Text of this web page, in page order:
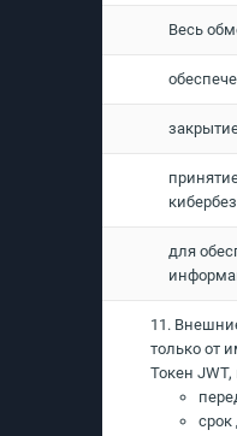
Весь
для
11.
только от
Токен
срок